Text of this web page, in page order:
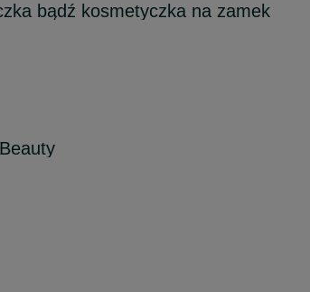
bądź kosmetyczka na zamek